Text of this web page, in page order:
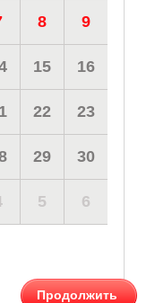
8 9
15 16
22 23
29 30
5 6
Продолжить